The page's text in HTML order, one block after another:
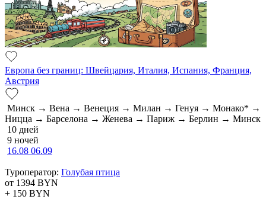
Европа без границ: Швейцария, Италия, Испания, Франция,
Австрия
Минск → Вена → Венеция → Милан → Генуя → Монако* →
Ницца → Барселона → Женева → Париж → Берлин → Минск
10 дней
9 ночей
16.08 06.09
Туроператор: Голубая птица
от 1394 BYN
+ 150 BYN